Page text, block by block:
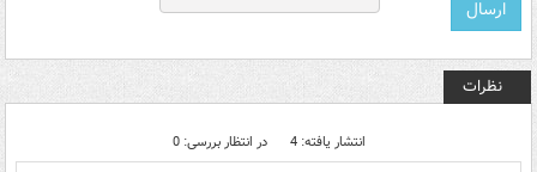
نظرات
انتشار یافته: 4 در انتظار بررسی: 0